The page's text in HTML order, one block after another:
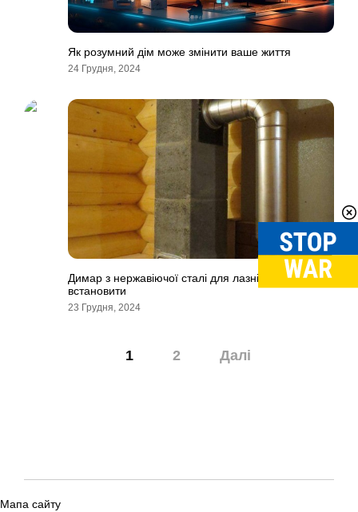
Як розумний дім може змінити ваше життя
24 Грудня, 2024
Димар з нержавіючої сталі для лазні: як
встановити
23 Грудня, 2024
1 2 Далі
Мапа сайту